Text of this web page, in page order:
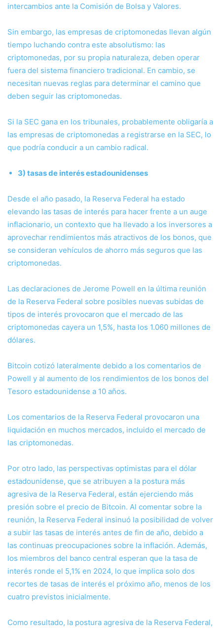
intercambios ante la Comisión de Bolsa y Valores.
Sin embargo, las empresas de criptomonedas llevan algún
tiempo luchando contra este absolutismo: las
criptomonedas, por su propia naturaleza, deben operar
fuera del sistema financiero tradicional. En cambio, se
necesitan nuevas reglas para determinar el camino que
deben seguir las criptomonedas.
Si la SEC gana en los tribunales, probablemente obligaría a
las empresas de criptomonedas a registrarse en la SEC, lo
que podría conducir a un cambio radical.
3) tasas de interés estadounidenses
Desde el año pasado, la Reserva Federal ha estado
elevando las tasas de interés para hacer frente a un auge
inflacionario, un contexto que ha llevado a los inversores a
aprovechar rendimientos más atractivos de los bonos, que
se consideran vehículos de ahorro más seguros que las
criptomonedas.
Las declaraciones de Jerome Powell en la última reunión
de la Reserva Federal sobre posibles nuevas subidas de
tipos de interés provocaron que el mercado de las
criptomonedas cayera un 1,5%, hasta los 1.060 millones de
dólares.
Bitcoin cotizó lateralmente debido a los comentarios de
Powell y al aumento de los rendimientos de los bonos del
Tesoro estadounidense a 10 años.
Los comentarios de la Reserva Federal provocaron una
liquidación en muchos mercados, incluido el mercado de
las criptomonedas.
Por otro lado, las perspectivas optimistas para el dólar
estadounidense, que se atribuyen a la postura más
agresiva de la Reserva Federal, están ejerciendo más
presión sobre el precio de Bitcoin. Al comentar sobre la
reunión, la Reserva Federal insinuó la posibilidad de volver
a subir las tasas de interés antes de fin de año, debido a
las continuas preocupaciones sobre la inflación. Además,
los miembros del banco central esperan que la tasa de
interés ronde el 5,1% en 2024, lo que implica solo dos
recortes de tasas de interés el próximo año, menos de los
cuatro previstos inicialmente.
Como resultado, la postura agresiva de la Reserva Federal,